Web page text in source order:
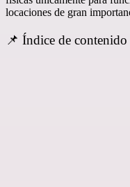
locaciones de gran
📌 Índice de contenido